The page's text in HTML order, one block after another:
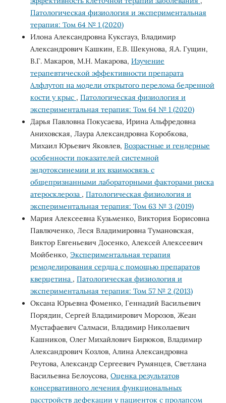
Патологическая физиология и экспериментальная
терапия: Том 64 № 1 (2020)
Илона Александровна Куксгауз, Владимир
Александрович Кашкин, Е.В. Шекунова, Я.А. Гущин,
В.Г. Макаров, М.Н. Макарова, Изучение
терапевтической эффективности препарата
Алфлутоп на модели открытого перелома бедренной
кости у крыс , Патологическая физиология и
экспериментальная терапия: Том 64 № 1 (2020)
Дарья Павловна Покусаева, Ирина Альфредовна
Аниховская, Лаура Александровна Коробкова,
Михаил Юрьевич Яковлев, Возрастные и гендерные
особенности показателей системной
эндотоксинемии и их взаимосвязь с
общепризнанными лабораторными факторами риска
атеросклероза , Патологическая физиология и
экспериментальная терапия: Том 63 № 3 (2019)
Мария Алексеевна Кузьменко, Виктория Борисовна
Павлюченко, Леся Владимировна Тумановская,
Виктор Евгеньевич Досенко, Алексей Алексеевич
Мойбенко, Экспериментальная терапия
ремоделирования cердца с помощью препаратов
кверцетина , Патологическая физиология и
экспериментальная терапия: Том 57 № 2 (2013)
Оксана Юрьевна Фоменко, Геннадий Васильевич
Порядин, Сергей Владимирович Морозов, Жеан
Мустафаевич Салмаси, Владимир Николаевич
Кашников, Олег Михайлович Бирюков, Владимир
Александрович Козлов, Алина Александровна
Реутова, Александр Сергеевич Румянцев, Светлана
Васильевна Белоусова, Оценка результатов
консервативного лечения функциональных
расстройств дефекации у пациенток с пролапсом